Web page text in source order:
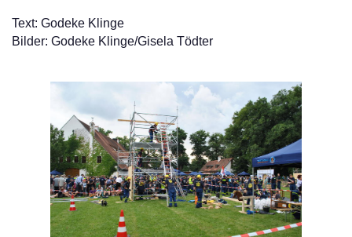
Text: Godeke Klinge
Bilder: Godeke Klinge/Gisela Tödter